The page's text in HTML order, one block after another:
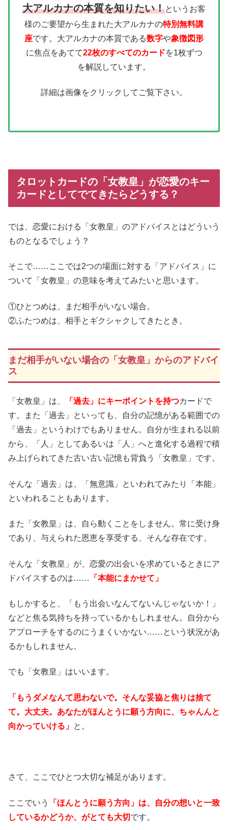
大アルカナの本質を知りたい！というお客
様のご要望から生まれた大アルカナの特別無料講
座です。大アルカナの本質である数字や象徴図形
に焦点をあてて22枚のすべてのカードを1枚ずつ
を解説しています。
詳細は画像をクリックしてご覧下さい。
タロットカードの「女教皇」が恋愛のキー
カードとしてでてきたらどうする？
では、恋愛における「女教皇」のアドバイスとはどういう
ものとなるでしょう？
そこで……ここでは2つの場面に対する「アドバイス」に
ついて「女教皇」の意味を考えてみたいと思います。
①ひとつめは、まだ相手がいない場合。
②ふたつめは、相手とギクシャクしてきたとき。
まだ相手がいない場合の「女教皇」からのアドバイ
ス
「女教皇」は、 「過去」にキーポイントを持つカードで
す。また「過去」といっても、自分の記憶がある範囲での
「過去」というわけでもありません。自分が生まれる以前
から、「人」としてあるいは「人」へと進化する過程で積
み上げられてきた古い古い記憶も背負う「女教皇」です。
そんな「過去」は、「無意識」といわれてみたり「本能」
といわれることもあります。
また「女教皇」は、自ら動くことをしません。常に受け身
であり、与えられた恩恵を享受する、そんな存在です。
そんな「女教皇」が、恋愛の出会いを求めているときにア
ドバイスするのは……
「本能にまかせて」
もしかすると、「もう出会いなんてないんじゃないか！」
などと焦る気持ちを持っているかもしれません。自分から
アプローチをするのにうまくいかない……という状況があ
るかもしれません。
でも「女教皇」はいいます。
「もうダメなんて思わないで。そんな妥協と焦りは捨て
て。大丈夫。あなたがほんとうに願う方向に、ちゃんんと
向かっていける」 と。
さて、ここでひとつ大切な補足があります。
ここでいう
「ほんとうに願う方向」は、自分の想いと一致
しているかどうか、がとても大切です。